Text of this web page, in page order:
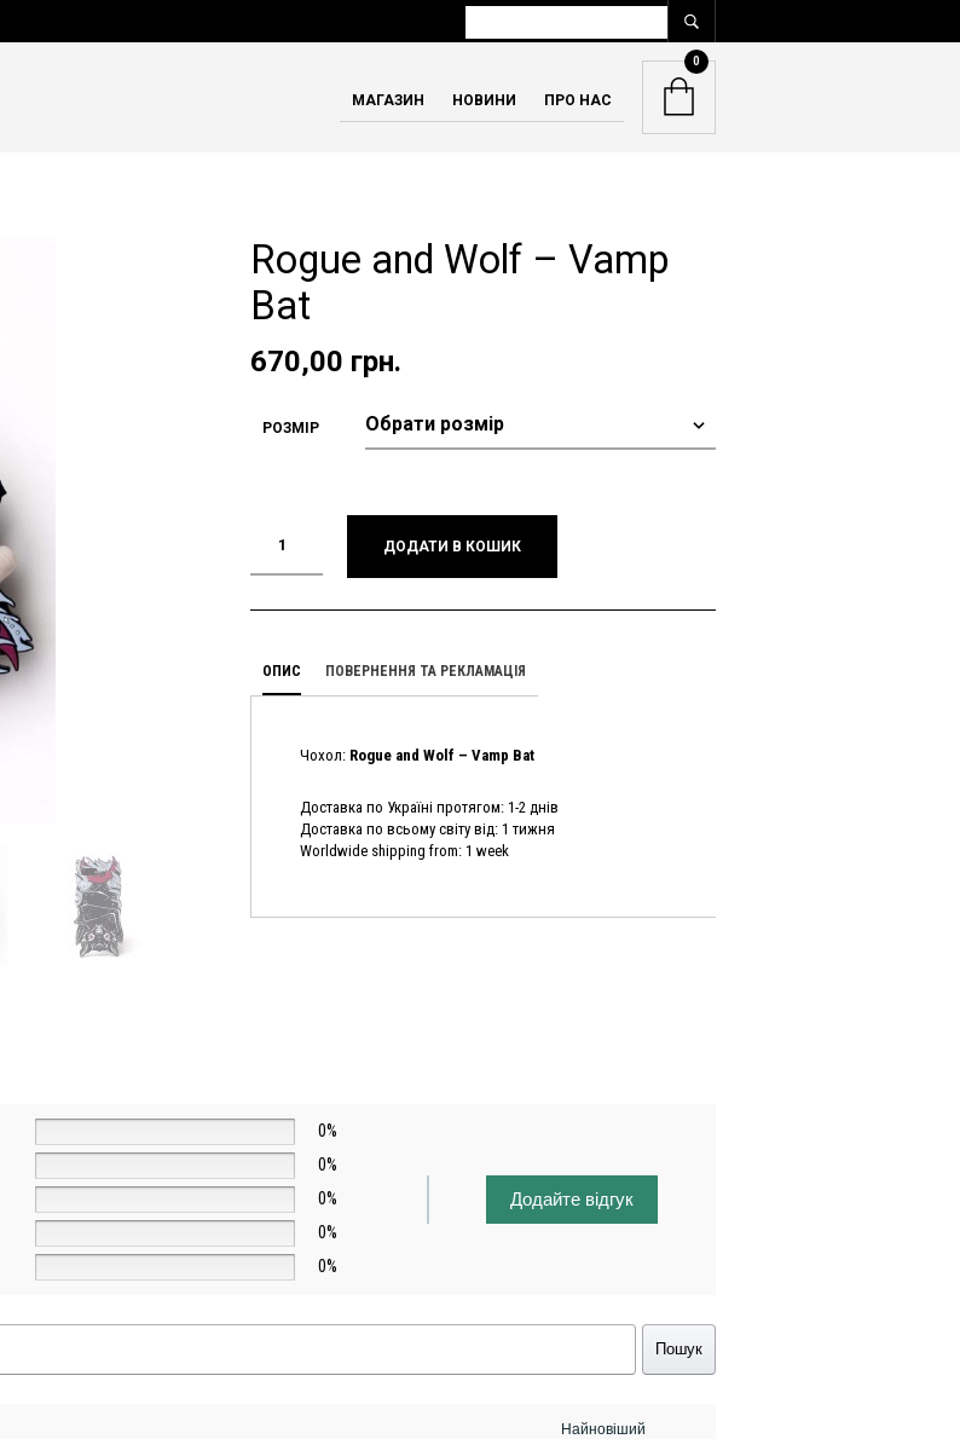
МАГАЗИН НОВИНИ ПРО НАС
0
Rogue and Wolf – Vamp
Bat
670,00 грн.
РОЗМІР
ДОДАТИ В КОШИК
ОПИС ПОВЕРНЕННЯ ТА РЕКЛАМАЦІЯ
Чохол: Rogue and Wolf – Vamp Bat
Доставка по Україні протягом: 1-2 днів
Доставка по всьому світу від: 1 тижня
Worldwide shipping from: 1 week
0%
0%
0%
0%
0%
Додайте відгук
Пошук